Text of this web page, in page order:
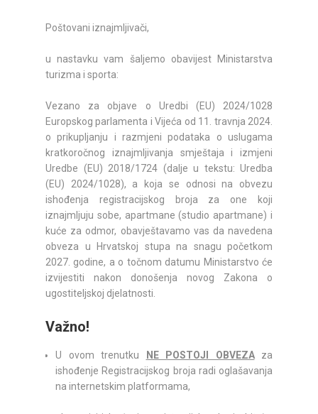
Poštovani iznajmljivači,
u nastavku vam šaljemo obavijest Ministarstva
turizma i sporta:
Vezano za objave o Uredbi (EU) 2024/1028
Europskog parlamenta i Vijeća od 11. travnja 2024.
o prikupljanju i razmjeni podataka o uslugama
kratkoročnog iznajmljivanja smještaja i izmjeni
Uredbe (EU) 2018/1724 (dalje u tekstu: Uredba
(EU) 2024/1028), a koja se odnosi na obvezu
ishođenja registracijskog broja za one koji
iznajmljuju sobe, apartmane (studio apartmane) i
kuće za odmor, obavještavamo vas da navedena
obveza u Hrvatskoj stupa na snagu početkom
2027. godine, a o točnom datumu Ministarstvo će
izvijestiti nakon donošenja novog Zakona o
ugostiteljskoj djelatnosti.
Važno!
U ovom trenutku NE POSTOJI OBVEZAza
ishođenje Registracijskog broja radi oglašavanja
na internetskim platformama,